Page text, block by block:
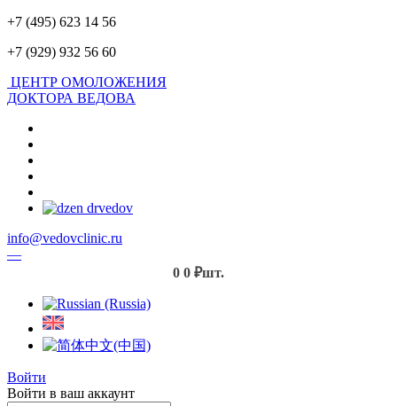
+7 (495) 623 14 56
+7 (929) 932 56 60
ЦЕНТР ОМОЛОЖЕНИЯ
ДОКТОРА ВЕДОВА
info@vedovclinic.ru
—
0 0 ₽шт.
Войти
Войти в ваш аккаунт